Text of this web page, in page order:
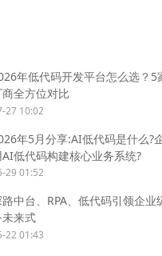
年低代码开发平台怎么选？5
商全方位对比
27 10:02
年5月分享:AI低代码是什么?
AI低代码构建核心业务系统?
29 01:52
中台、RPA、低代码引领企业
来式
22 01:43